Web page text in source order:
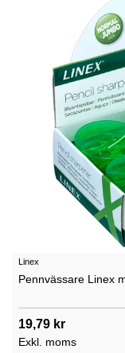
Linex
Pennvässare Linex
19,79 kr
Exkl. moms